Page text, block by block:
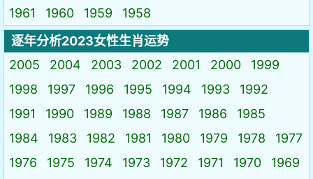
1961
1960 1959
1958
逐年分析2023女性生肖运势
2005
2004 2003 2002 2001 2000
1999
1998
1997 1996 1995 1994 1993
1992
1991
1990 1989 1988 1987 1986
1985
1984
1983 1982 1981 1980 1979 1978
1977
1976
1975 1974 1973 1972 1971 1970
1969